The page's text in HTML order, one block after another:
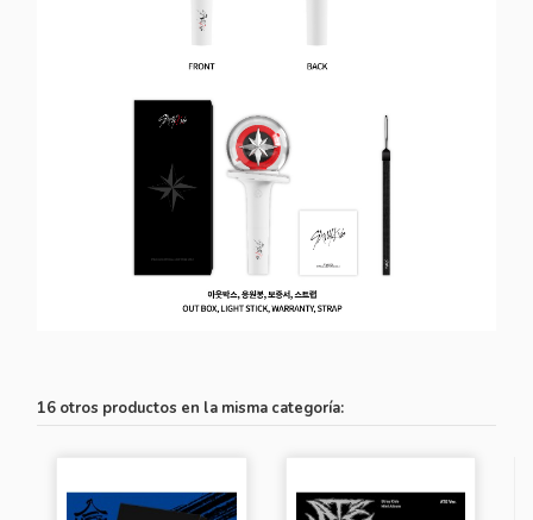
16 otros productos en la misma categoría: